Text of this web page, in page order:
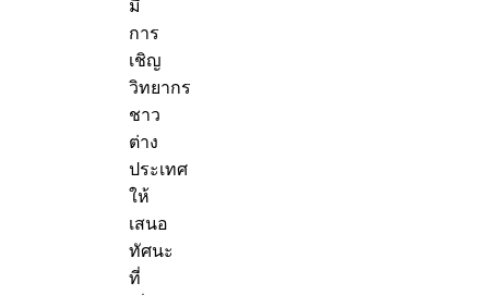
มี
การ
เชิญ
วิทยากร
ชาว
ต่าง
ประเทศ
ให้
เสนอ
ทัศนะ
ที่